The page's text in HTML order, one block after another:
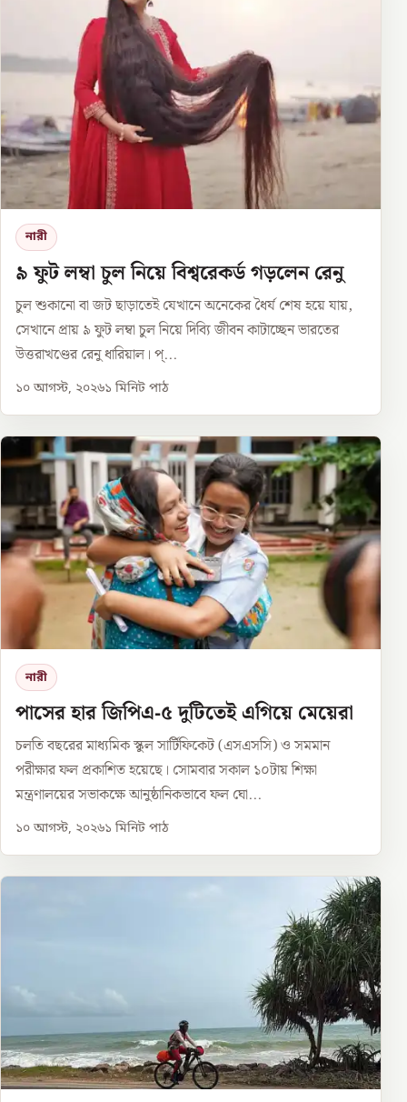
নারী
৯ ফুট লম্বা চুল নিয়ে বিশ্বরেকর্ড গড়লেন রেনু
চুল শুকানো বা জট ছাড়াতেই যেখানে অনেকের ধৈর্য শেষ হয়ে যায়,
সেখানে প্রায় ৯ ফুট লম্বা চুল নিয়ে দিব্যি জীবন কাটাচ্ছেন ভারতের
উত্তরাখণ্ডের রেনু ধারিয়াল। প্...
১০ আগস্ট, ২০২৬১ মিনিট পাঠ
নারী
পাসের হার জিপিএ-৫ দুটিতেই এগিয়ে মেয়েরা
চলতি বছরের মাধ্যমিক স্কুল সার্টিফিকেট (এসএসসি) ও সমমান
পরীক্ষার ফল প্রকাশিত হয়েছে। সোমবার সকাল ১০টায় শিক্ষা
মন্ত্রণালয়ের সভাকক্ষে আনুষ্ঠানিকভাবে ফল ঘো...
১০ আগস্ট, ২০২৬১ মিনিট পাঠ